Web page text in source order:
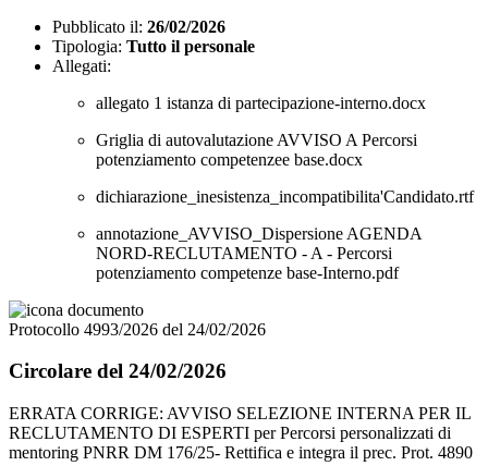
Pubblicato il: 26/02/2026
Tipologia: Tutto il personale
Allegati:
allegato 1 istanza di partecipazione-interno.docx
Griglia di autovalutazione AVVISO A Percorsi
potenziamento competenzee base.docx
dichiarazione_inesistenza_incompatibilita'Candidato.rtf
annotazione_AVVISO_Dispersione AGENDA
NORD-RECLUTAMENTO - A - Percorsi
potenziamento competenze base-Interno.pdf
Protocollo 4993/2026 del 24/02/2026
Circolare del 24/02/2026
ERRATA CORRIGE: AVVISO SELEZIONE INTERNA PER IL
RECLUTAMENTO DI ESPERTI per Percorsi personalizzati di
mentoring PNRR DM 176/25- Rettifica e integra il prec. Prot. 4890